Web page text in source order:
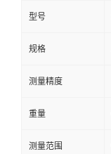
型号
规格
测量精度
重量
测量范围